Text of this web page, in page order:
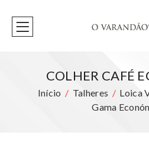
COLHER CAFÉ
Início Talheres
Loica
Gama